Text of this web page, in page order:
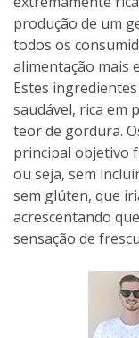
produção de um
todos os
alimentação mais
Estes
saudável, rica em
teor de gordura.
principal objetivo
ou seja, sem
sem glúten, que
acrescentando
sensação de